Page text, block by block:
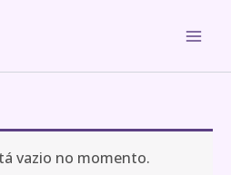
vazio no momento.